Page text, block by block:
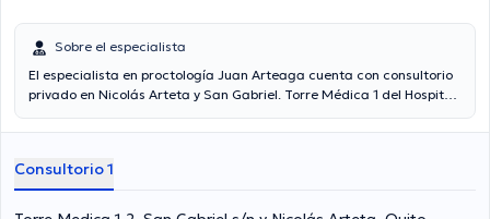
Sobre el especialista
El especialista en proctología Juan Arteaga cuenta con consultorio
privado en Nicolás Arteta y San Gabriel. Torre Médica 1 del Hospital
educación clónica en Universidad Nacional Autónoma de México,
laboral en Hospital general de México (2015 - 2018) Consultorio de
Coloproctología Hospital Metropolitano de Ecuador Hospital de los
valles Novaclínica Santa Cecilia Clínica Infes
Consultorio 1